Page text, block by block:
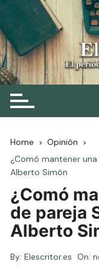
Skip
to
content
El periódico digital
Home
Opinión
¿Comó mantener
Alberto Simón
¿Comó
de pareja
Alberto
By: Elescritor.es On: